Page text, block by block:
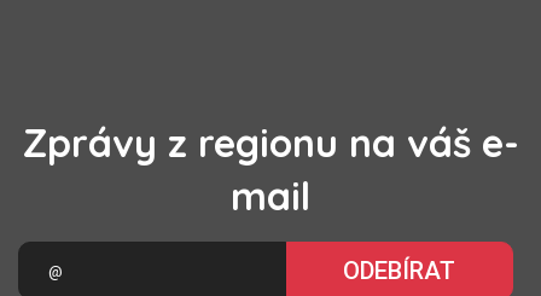
Zprávy z regionu na váš e-
mail
ODEBÍRAT